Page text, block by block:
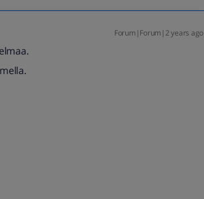
Forum|Forum|2 years ago